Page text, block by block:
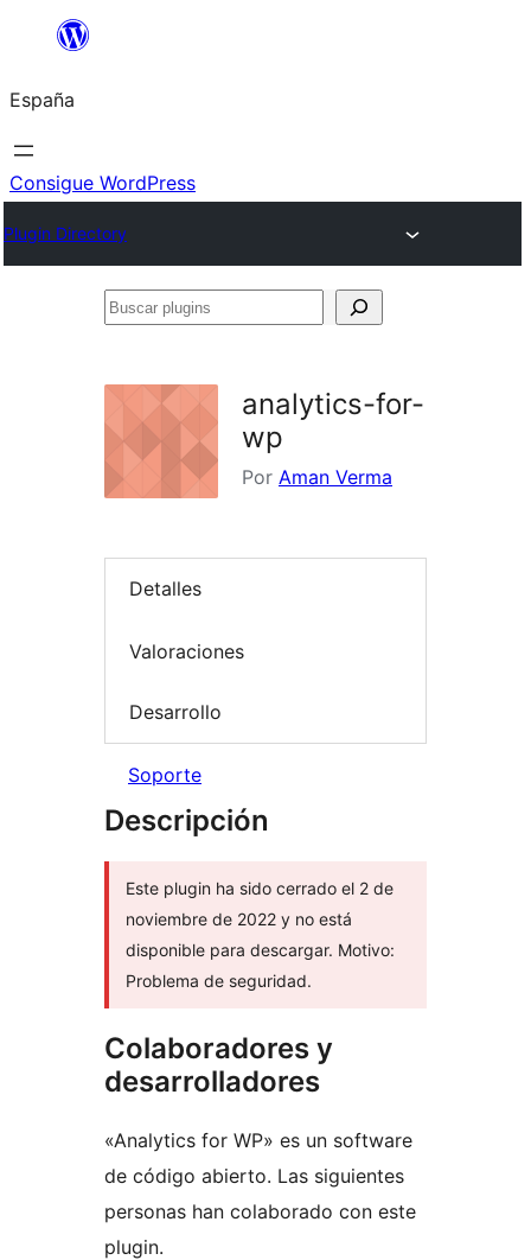
Saltar
contenido
España
Consigue WordPress
Plugin Directory
Buscar
analytics-for-
wp
Por Aman Verma
Detalles
Valoraciones
Desarrollo
Soporte
Descripción
Este plugin ha sido cerrado el 2 de
noviembre de 2022 y no está
disponible para descargar. Motivo:
Problema de seguridad.
Colaboradores y
desarrolladores
«Analytics for WP» es un software
de código abierto. Las siguientes
personas han colaborado con este
plugin.